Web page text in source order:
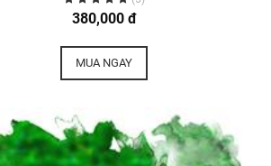
380,000 đ
MUA NGAY